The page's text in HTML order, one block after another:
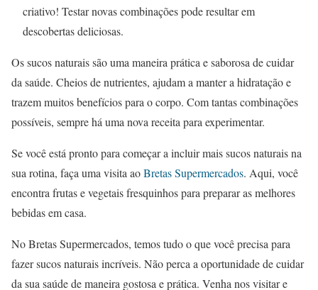
criativo! Testar novas combinações pode resultar em
descobertas deliciosas.
Os sucos naturais são uma maneira prática e saborosa de cuidar
da saúde. Cheios de nutrientes, ajudam a manter a hidratação e
trazem muitos benefícios para o corpo. Com tantas combinações
possíveis, sempre há uma nova receita para experimentar.
Se você está pronto para começar a incluir mais sucos naturais na
sua rotina, faça uma visita aoBretas Supermercados. Aqui, você
encontra frutas e vegetais fresquinhos para preparar as melhores
bebidas em casa.
No Bretas Supermercados, temos tudo o que você precisa para
fazer sucos naturais incríveis. Não perca a oportunidade de cuidar
da sua saúde de maneira gostosa e prática. Venha nos visitar e